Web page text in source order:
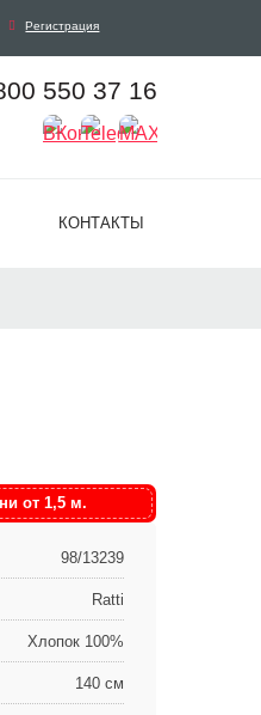
Регистрация
550 37 16
КОНТАКТЫ
от 1,5 м.
98/13239
Ratti
Хлопок 100%
140 см